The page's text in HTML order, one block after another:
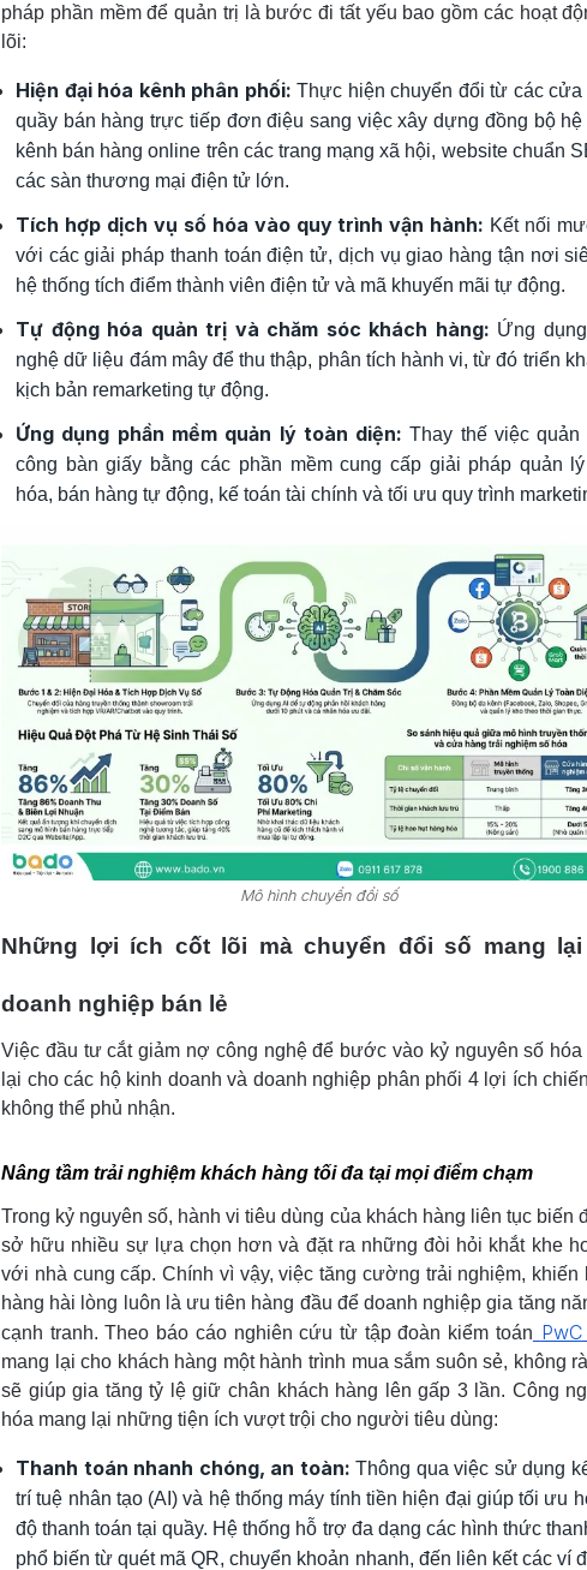
pháp phần mềm để quản trị là bước đi tất yếu bao gồm các hoạt
lõi:
Hiện đại hóa kênh phân phối: Thực hiện chuyển đổi từ các cửa
quầy bán hàng trực tiếp đơn điệu sang việc xây dựng đồng bộ hệ
kênh bán hàng online trên các trang mạng xã hội, website chuẩn
các sàn thương mại điện tử lớn.
Tích hợp dịch vụ số hóa vào quy trình vận hành: Kết nối
với các giải pháp thanh toán điện tử, dịch vụ giao hàng tận nơi
hệ thống tích điểm thành viên điện tử và mã khuyến mãi tự động.
Tự động hóa quản trị và chăm sóc khách hàng: Ứng
nghệ dữ liệu đám mây để thu thập, phân tích hành vi, từ đó triển
kịch bản remarketing tự động.
Ứng dụng phần mềm quản lý toàn diện: Thay thế việc quản
công bàn giấy bằng các phần mềm cung cấp giải pháp quản
hóa, bán hàng tự động, kế toán tài chính và tối ưu quy trình
Mô hình chuyển đổi số
Những lợi ích cốt lõi mà chuyển đổi số mang
doanh nghiệp bán lẻ
Việc đầu tư cắt giảm nợ công nghệ để bước vào kỷ nguyên số hóa
lại cho các hộ kinh doanh và doanh nghiệp phân phối 4 lợi ích
không thể phủ nhận.
Nâng tầm trải nghiệm khách hàng tối đa tại mọi điểm chạm
Trong kỷ nguyên số, hành vi tiêu dùng của khách hàng liên tục biến
sở hữu nhiều sự lựa chọn hơn và đặt ra những đòi hỏi khắt khe
với nhà cung cấp. Chính vì vậy, việc tăng cường trải nghiệm, khiến
hàng hài lòng luôn là ưu tiên hàng đầu để doanh nghiệp gia tăng
cạnh tranh. Theo báo cáo nghiên cứu từ tập đoàn kiểm toán PwC
mang lại cho khách hàng một hành trình mua sắm suôn sẻ, không
sẽ giúp gia tăng tỷ lệ giữ chân khách hàng lên gấp 3 lần. Công
hóa mang lại những tiện ích vượt trội cho người tiêu dùng:
Thanh toán nhanh chóng, an toàn: Thông qua việc sử dụng
trí tuệ nhân tạo (AI) và hệ thống máy tính tiền hiện đại giúp tối ưu
độ thanh toán tại quầy. Hệ thống hỗ trợ đa dạng các hình thức
phổ biến từ quét mã QR, chuyển khoản nhanh, đến liên kết các ví